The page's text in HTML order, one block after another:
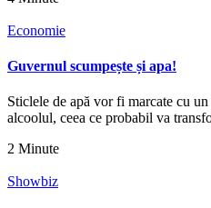
Economie
Guvernul scumpește și apa!
Sticlele de apă vor fi marcate cu
alcoolul, ceea ce probabil va
2 Minute
Showbiz